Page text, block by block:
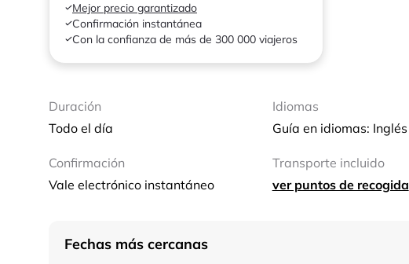
Mejor precio garantizado
Confirmación instantánea
Con la confianza de más de 300 000 viajeros
Duración
Todo el día
Idiomas
Guía en idiomas: Inglés
Confirmación
Vale electrónico instantáneo
Transporte incluido
ver puntos de recogida
Fechas más cercanas